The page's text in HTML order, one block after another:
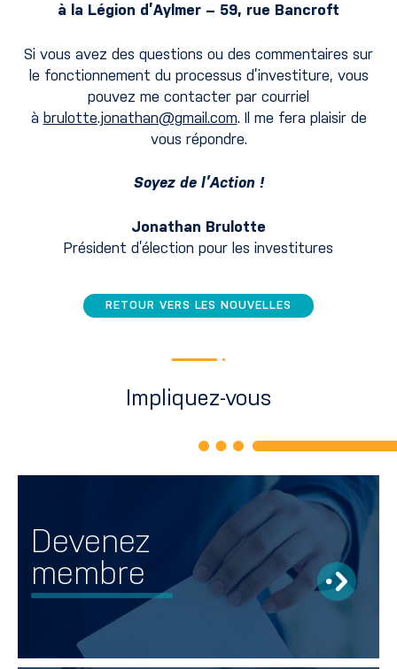
à la Légion d’Aylmer – 59, rue Bancroft
Si vous avez des questions ou des commentaires sur
le fonctionnement du processus d’investiture, vous
pouvez me contacter par courriel
à brulotte.jonathan@gmail.com. Il me fera plaisir de
vous répondre.
Soyez de l’Action !
Jonathan Brulotte
Président d’élection pour les investitures
RETOUR VERS LES NOUVELLES
Impliquez-vous
Devenez
membre